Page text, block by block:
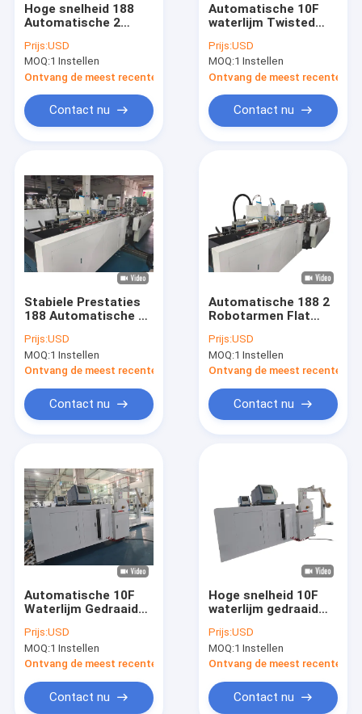
Producten
Videos
Ongeveer ons
Contacteer ons
Nieuws
Hoge snelheid 188
Automatische 2
Paper Handle Petting
Machine Continu
Running voor Paper
Handle Productielijn
Prijs:USD
MOQ:1 Instellen
Ontvang de meest recente Prijs
Contact nu
Automatische 10F
waterlijm Twisted
Machine Sterk
binding voor de
productie van papier
handle
Prijs:USD
MOQ:1 Instellen
Ontvang de meest recente
Contact nu
Stabiele Prestaties
188 Automatische 2
Papieren Handgreep
Plakmachine
Nauwkeurige
Papieren
Handgreepsysteem
Prijs:USD
MOQ:1 Instellen
Ontvang de meest recente Prijs
Contact nu
Automatische 188 2
Robotarmen Flat
Machine High Speed
Strong Adhesion
voor de productie
Prijs:USD
MOQ:1 Instellen
Ontvang de meest recente
Contact nu
Automatische 10F
Waterlijm Gedraaide
Maakmachine
Continue Draaiende
Hoge Stabiliteit
Papieren Handvat
Apparatuur
Prijs:USD
MOQ:1 Instellen
Ontvang de meest recente Prijs
Contact nu
Hoge snelheid 10F
waterlijm gedraaid
waardoor de machine
stabiele output krijgt
Sterke binding voor
papierhandvat
Prijs:USD
MOQ:1 Instellen
Ontvang de meest recente
Contact nu